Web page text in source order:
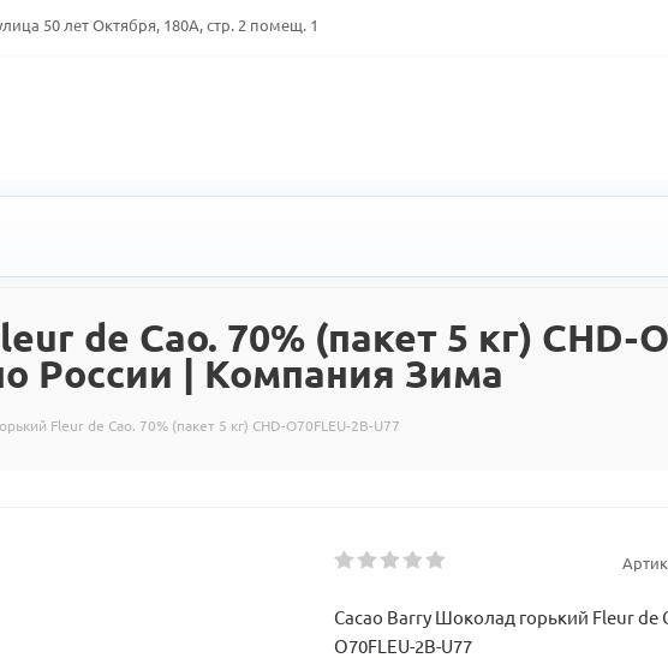
50 лет Октября, 180А, стр. 2 помещ. 1
de Cao. 70% (пакет 5 кг) CHD-
России | Компания Зима
Fleur de Cao. 70% (пакет 5 кг) CHD-O70FLEU-2B-U77
Cacao Barry Шоколад горький Fleur de
O70FLEU-2B-U77